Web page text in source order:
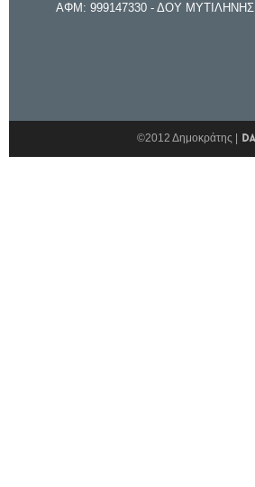
ΑΦΜ: 999147330 - ΔΟΥ ΜΥΤΙΛΗΝΗΣ
©2012 Δημοκράτης |